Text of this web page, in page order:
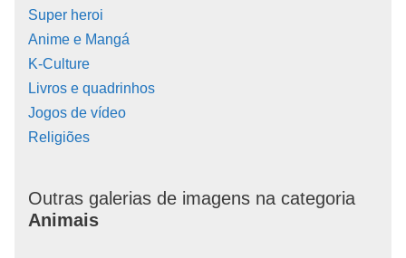
Super heroi
Anime e Mangá
K-Culture
Livros e quadrinhos
Jogos de vídeo
Religiões
Outras galerias de imagens na categoria
Animais